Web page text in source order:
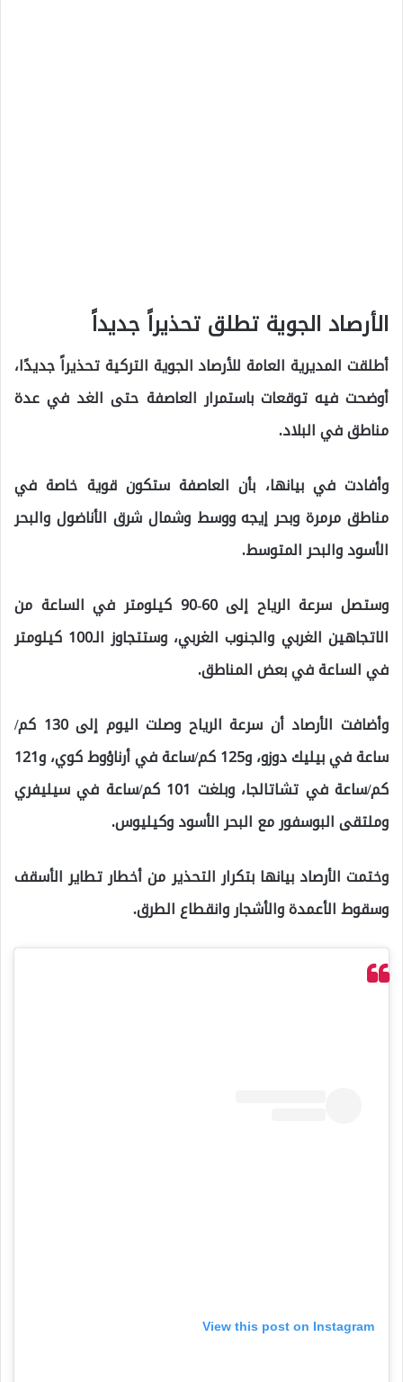
الأرصاد الجوية تطلق تحذيراً جديداً
أطلقت المديرية العامة للأرصاد الجوية التركية تحذيراً جديدًا،
أوضحت فيه توقعات باستمرار العاصفة حتى الغد في عدة
مناطق في البلاد.
وأفادت في بيانها، بأن العاصفة ستكون قوية خاصة في
مناطق مرمرة وبحر إيجه ووسط وشمال شرق الأناضول والبحر
الأسود والبحر المتوسط.
وستصل سرعة الرياح إلى 60-90 كيلومتر في الساعة من
الاتجاهين الغربي والجنوب الغربي، وستتجاوز الـ100 كيلومتر
في الساعة في بعض المناطق.
وأضافت الأرصاد أن سرعة الرياح وصلت اليوم إلى 130 كم/
ساعة في بيليك دوزو، و125 كم/ساعة في أرناؤوط كوي، و121
كم/ساعة في تشاتالجا، وبلغت 101 كم/ساعة في سيليفري
وملتقى البوسفور مع البحر الأسود وكيليوس.
وختمت الأرصاد بيانها بتكرار التحذير من أخطار تطاير الأسقف
وسقوط الأعمدة والأشجار وانقطاع الطرق.
View this post on Instagram